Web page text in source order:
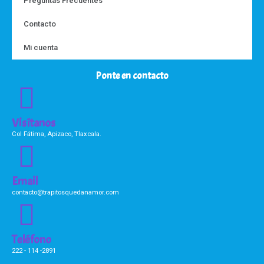
Contacto
Mi cuenta
Ponte en contacto
Visítanos
Col Fátima, Apizaco, Tlaxcala.
Email
contacto@trapitosquedanamor.com
Teléfono
222 - 114 -2891